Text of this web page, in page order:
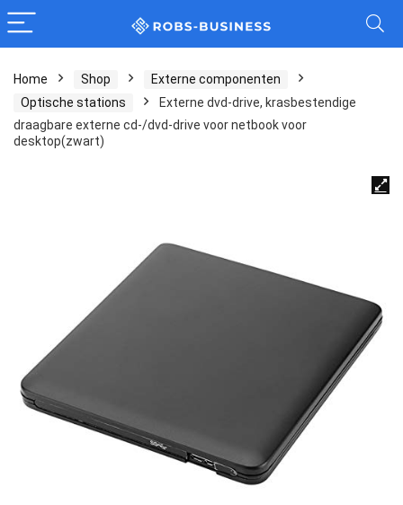
Home Shop
Externe componenten
Optische stations
Externe dvd-drive, krasbestendige
draagbare externe cd-/dvd-drive voor netbook voor
desktop(zwart)